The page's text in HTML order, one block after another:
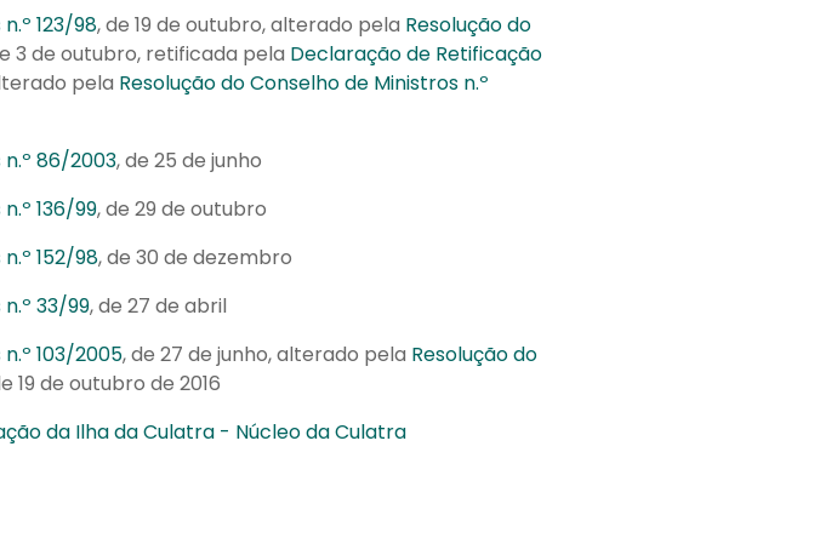
123/98, de 19 de outubro, alterado pela Resolução do
3 de outubro, retificada pela Declaração de Retificação
pela Resolução do Conselho de Ministros n.º
86/2003, de 25 de junho
136/99, de 29 de outubro
152/98, de 30 de dezembro
33/99, de 27 de abril
103/2005, de 27 de junho, alterado pela Resolução do
19 de outubro de 2016
da Ilha da Culatra - Núcleo da Culatra